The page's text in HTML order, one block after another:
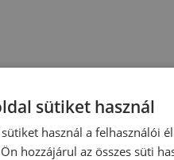
sütiket használ
használ a felhasználói
hozzájárul az összes süti